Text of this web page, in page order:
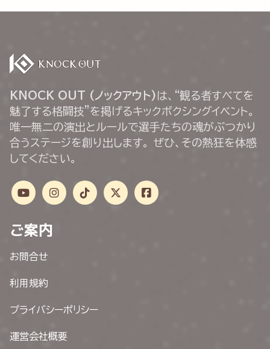
KNOCK OUT (ノックアウト) は、“観る者すべてを
魅了する格闘技”を掲げるキックボクシングイベント。
唯一無二の演出とルールで選手たちの魂がぶつかり
合うステージを創り出します。 ぜひ、その熱狂を体感
してください。
ご案内
お問合せ
利用規約
プライバシーポリシー
運営会社概要